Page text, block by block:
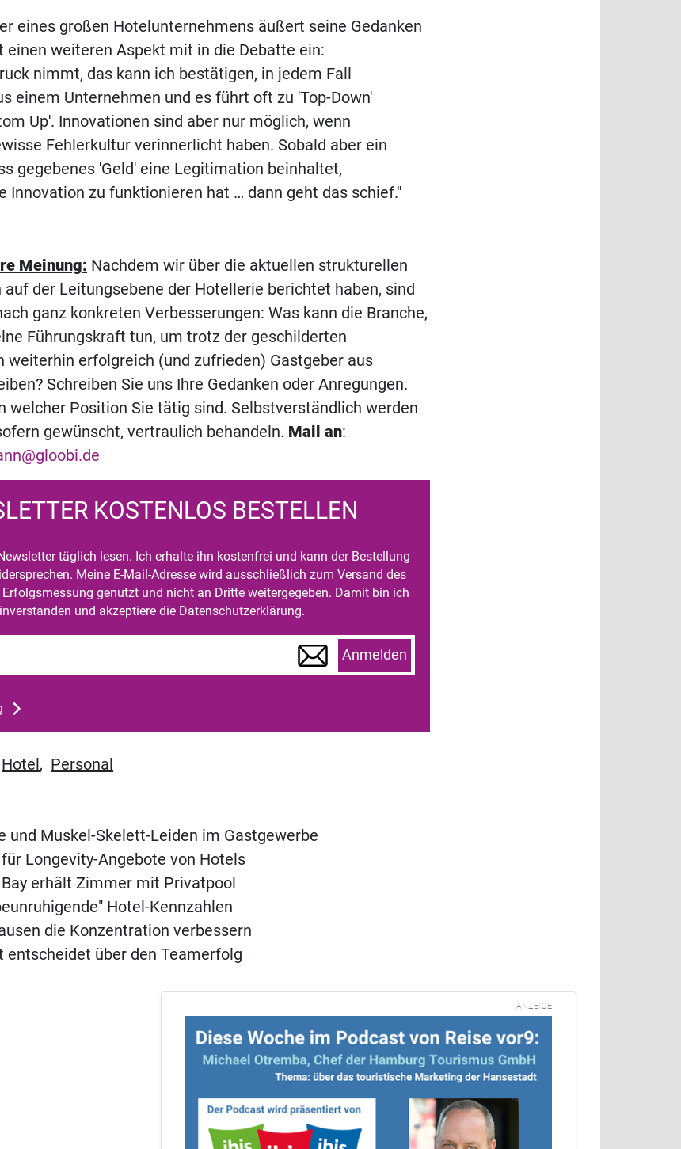
eines großen Hotelunternehmens äußert seine Gedanken
einen weiteren Aspekt mit in die Debatte ein:
nimmt, das kann ich bestätigen, in jedem Fall
einem Unternehmen und es führt oft zu 'Top-Down'
Up'. Innovationen sind aber nur möglich, wenn
Fehlerkultur verinnerlicht haben. Sobald aber ein
gegebenes 'Geld' eine Legitimation beinhaltet,
Innovation zu funktionieren hat … dann geht das schief."
Meinung: Nachdem wir über die aktuellen strukturellen
der Leitungsebene der Hotellerie berichtet haben, sind
ganz konkreten Verbesserungen: Was kann die Branche,
Führungskraft tun, um trotz der geschilderten
weiterhin erfolgreich (und zufrieden) Gastgeber aus
Schreiben Sie uns Ihre Gedanken oder Anregungen.
welcher Position Sie tätig sind. Selbstverständlich werden
gewünscht, vertraulich behandeln. Mail an:
KOSTENLOS BESTELLEN
täglich lesen. Ich erhalte ihn kostenfrei und kann der Bestellung
Meine E-Mail-Adresse wird ausschließlich zum Versand des
genutzt und nicht an Dritte weitergegeben. Damit bin ich
und akzeptiere die Datenschutzerklärung.
Anmelden
Hotel, Personal
und Muskel-Skelett-Leiden im Gastgewerbe
Longevity-Angebote von Hotels
erhält Zimmer mit Privatpool
Hotel-Kennzahlen
die Konzentration verbessern
entscheidet über den Teamerfolg
ANZEIGE